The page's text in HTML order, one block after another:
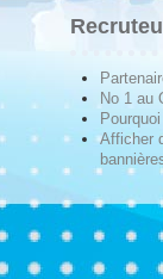
No 1 au
Afficher